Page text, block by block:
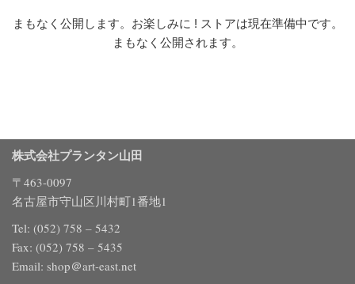
まもなく公開します。お楽しみに ! ストアは現在準備中です。
まもなく公開されます。
株式会社プランタン山田
〒463-0097
名古屋市守山区川村町1番地1
Tel: (052) 758 – 5432
Fax: (052) 758 – 5435
Email: shop＠art-east.net